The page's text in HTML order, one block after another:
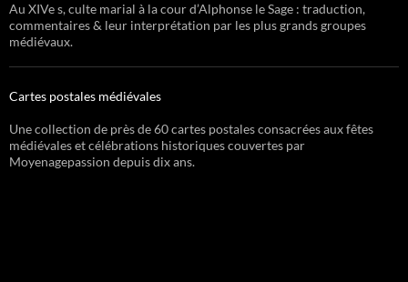
Au XIVe s, culte marial à la cour d’Alphonse le Sage : traduction,
commentaires & leur interprétation par les plus grands groupes
médiévaux.
Cartes postales médiévales
Une collection de près de 60 cartes postales consacrées aux fêtes
médiévales et célébrations historiques couvertes par
Moyenagepassion depuis dix ans.